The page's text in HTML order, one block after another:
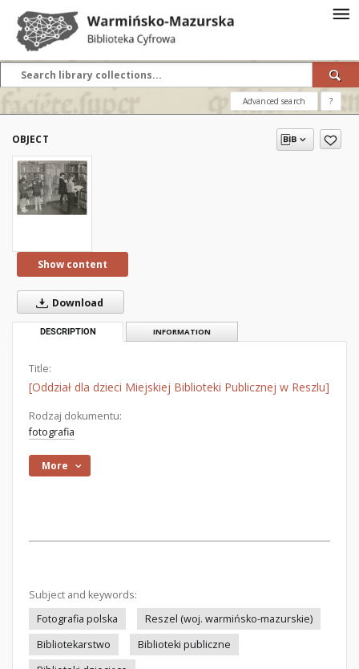
Advanced search ?
OBJECT
Show content
Download
DESCRIPTION INFORMATION
Title:
[Oddział dla dzieci Miejskiej Biblioteki Publicznej w Reszlu]
Rodzaj dokumentu:
fotografia
More
Subject and keywords:
Fotografia polska
Reszel (woj. warmińsko-mazurskie)
Bibliotekarstwo
Biblioteki publiczne